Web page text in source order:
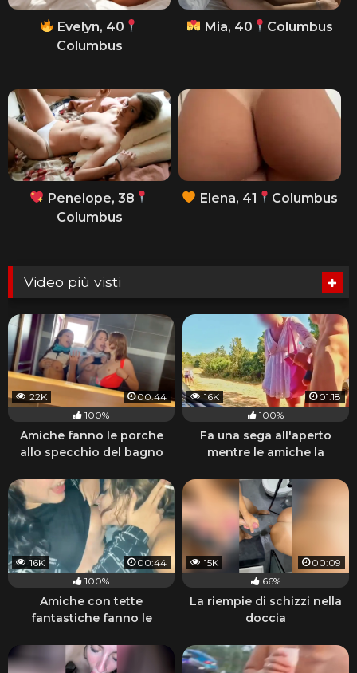
Evelyn, 40
Columbus
Mia, 40 Columbus
Penelope, 38
Columbus
Elena, 41 Columbus
Video più visti
22K
00:44
100%
Amiche fanno le porche
allo specchio del bagno
16K
01:18
100%
Fa una sega all'aperto
mentre le amiche la
16K
00:44
100%
Amiche con tette
fantastiche fanno le
15K
00:09
66%
La riempie di schizzi nella
doccia